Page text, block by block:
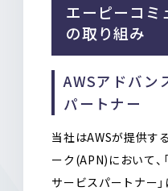
エーピーコミ
の取り組み
AWSアドバン
パートナー
当社はAWSが提供す
ーク(APN)において、
サービスパートナー